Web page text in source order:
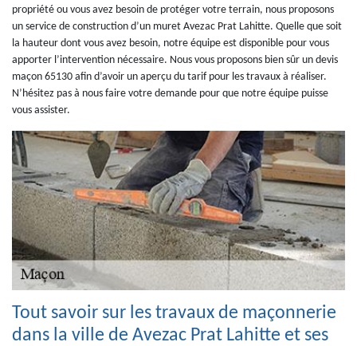
propriété ou vous avez besoin de protéger votre terrain, nous proposons
un service de construction d’un muret Avezac Prat Lahitte. Quelle que soit
la hauteur dont vous avez besoin, notre équipe est disponible pour vous
apporter l’intervention nécessaire. Nous vous proposons bien sûr un devis
maçon 65130 afin d’avoir un aperçu du tarif pour les travaux à réaliser.
N’hésitez pas à nous faire votre demande pour que notre équipe puisse
vous assister.
Tout savoir sur les travaux de maçonnerie
dans la ville de Avezac Prat Lahitte et ses